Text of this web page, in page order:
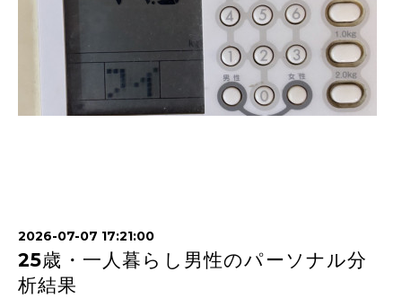
2026-07-07 17:21:00
25歳・一人暮らし男性のパーソナル分
析結果